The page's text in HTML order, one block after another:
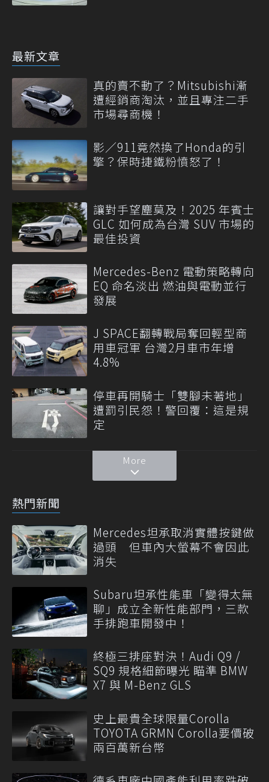
最新文章
真的賣不動了？Mitsubishi漸
遭經銷商淘汰，並且專注二手
市場尋商機！
影／911竟然換了Honda的引
擎？保時捷鐵粉憤怒了！
讓對手望塵莫及！2025 年賓士
GLC 如何成為台灣 SUV 市場的
最佳投資
Mercedes-Benz 電動策略轉向
EQ 命名淡出 燃油與電動並行
發展
J SPACE翻轉戰局奪回輕型商
用車冠軍 台灣2月車市年增
4.8%
停車再開騎士「雙腳未著地」
遭罰引民怨！警回覆：這是規
定
More
熱門新聞
Mercedes坦承取消實體按鍵做
過頭 但車內大螢幕不會因此
消失
Subaru坦承性能車「變得太無
聊」成立全新性能部門，三款
手排跑車開發中！
終極三排座對決！Audi Q9 /
SQ9 規格細節曝光 瞄準 BMW
X7 與 M-Benz GLS
史上最貴全球限量Corolla
TOYOTA GRMN Corolla要價破
兩百萬新台幣